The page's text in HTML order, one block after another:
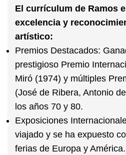
El currículum de Ramos
excelencia y
artístico:
Premios Destacados:
prestigioso Premio
Miró (1974) y múltiples
(José de Ribera, Antonio
los años 70 y 80.
Exposiciones
viajado y se ha expuesto
ferias de Europa y América.